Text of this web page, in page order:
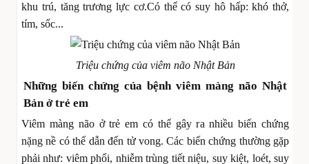
khu trú, tăng trương lực cơ.Có thể có suy hô hấp: khó thở,
tím, sốc...
Triệu chứng của viêm não Nhật Bản
Những biến chứng của bệnh viêm màng não Nhật
Bản ở trẻ em
Viêm màng não ở trẻ em có thể gây ra nhiều biến chứng
nặng nề có thể dẫn đến tử vong. Các biến chứng thường gặp
phải như: viêm phổi, nhiễm trùng tiết niệu, suy kiệt, loét, suy